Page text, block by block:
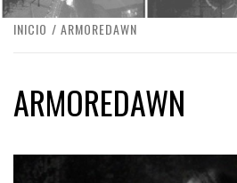
INICIO ARMOREDAWN
ARMOREDAWN